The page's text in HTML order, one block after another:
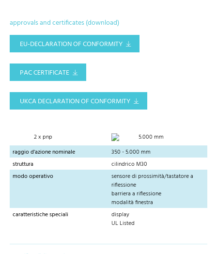
approvals and certificates (download)
EU-DECLARATION OF CONFORMITY
PAC CERTIFICATE
UKCA DECLARATION OF CONFORMITY
2 x pnp
5.000 mm
raggio d'azione nominale
350 - 5.000 mm
struttura
cilindrico M30
modo operativo
sensore di prossimità/tastatore a
riflessione
barriera a riflessione
modalità finestra
caratteristiche speciali
display
UL Listed